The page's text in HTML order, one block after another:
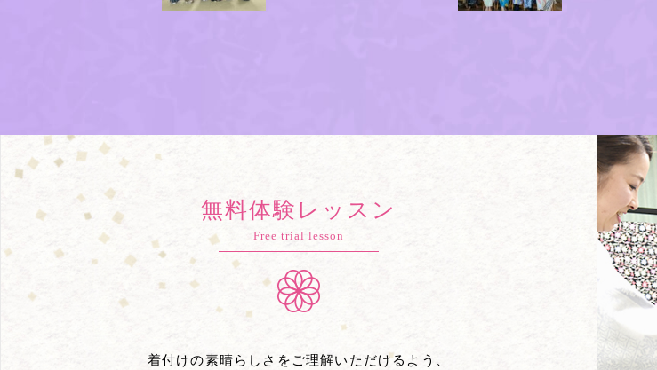
無料体験レッスン
Free trial lesson
着付けの素晴らしさをご理解いただけるよう、